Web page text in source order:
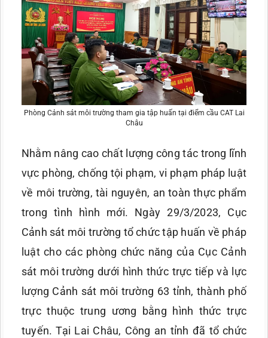
Phòng Cảnh sát môi trường tham gia tập huấn tại điểm cầu CAT Lai
Châu
Nhằm nâng cao chất lượng công tác trong lĩnh
vực phòng, chống tội phạm, vi phạm pháp luật
về môi trường, tài nguyên, an toàn thực phẩm
trong tình hình mới. Ngày 29/3/2023, Cục
Cảnh sát môi trường tổ chức tập huấn về pháp
luật cho các phòng chức năng của Cục Cảnh
sát môi trường dưới hình thức trực tiếp và lực
lượng Cảnh sát môi trường 63 tỉnh, thành phố
trực thuộc trung ương bằng hình thức trực
tuyến. Tại Lai Châu, Công an tỉnh đã tổ chức